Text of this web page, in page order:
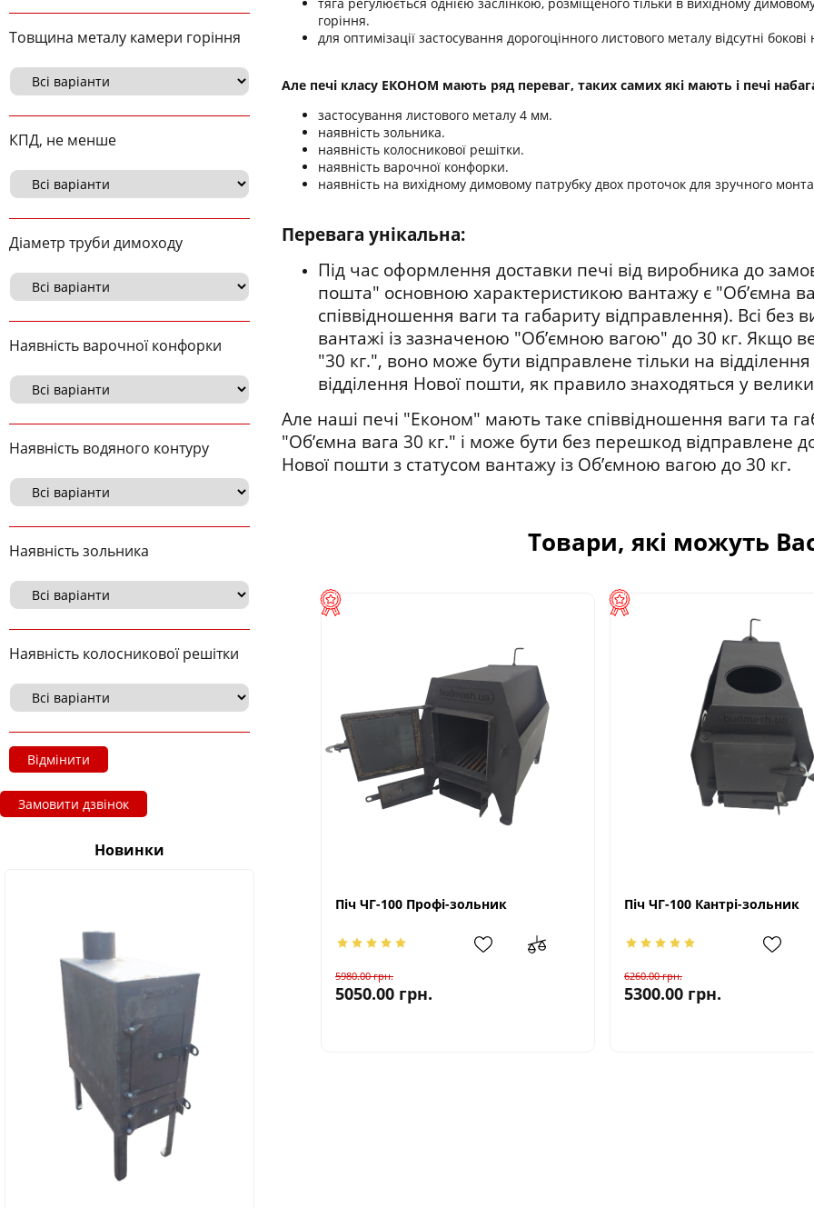
Товщина металу камери горіння
КПД, не менше
Діаметр труби димоходу
Наявність варочної конфорки
Наявність водяного контуру
Наявність зольника
Наявність колосникової решітки
Відмінити
Замовити дзвінок
Новинки
горіння.
для оптимізації застосування дорогоцінного листового металу відсутні
Але печі класу ЕКОНОМ мають ряд переваг, таких самих які мають і печі
застосування листового металу 4 мм.
наявність зольника.
наявність колосникової решітки.
наявність варочної конфорки.
наявність на вихідному димовому патрубку двох проточок для зручного
Перевага унікальна:
Під час оформлення доставки печі від виробника до
пошта" основною характеристикою вантажу є "Об’ємна
співвідношення ваги та габариту відправлення). Всі
вантажі із зазначеною "Об’ємною вагою" до 30 кг. Якщо
"30 кг.", воно може бути відправлене тільки на
відділення Нової пошти, як правило знаходяться у
Але наші печі "Економ" мають таке співвідношення ваги та
"Об’ємна вага 30 кг." і може бути без перешкод відправлене
Нової пошти з статусом вантажу із Об’ємною вагою до 30 кг.
Товари, які можуть
Піч ЧГ-100 Профі-зольник
5980.00грн.
5050.00 грн.
Піч ЧГ-100 Кантрі-зольник
6260.00грн.
5300.00 грн.